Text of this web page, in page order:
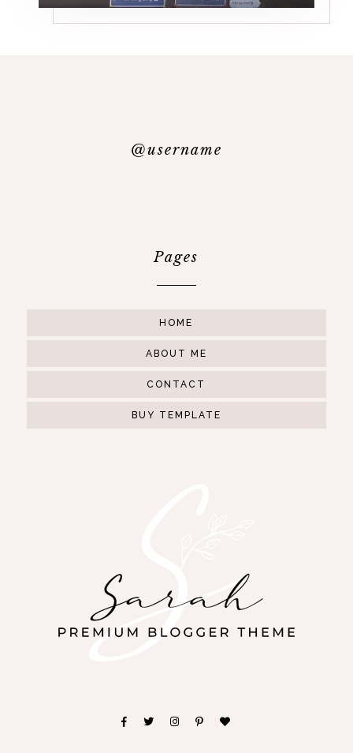
@username
Pages
HOME
ABOUT ME
CONTACT
BUY TEMPLATE